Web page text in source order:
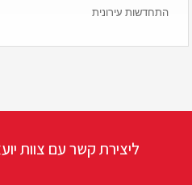
התחדשות עירונית
ליצירת קשר עם צוות